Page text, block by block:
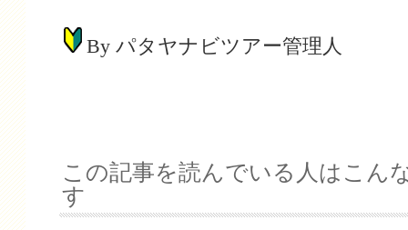
By パタヤナビツアー管理人
この記事を読んでいる人はこん
す